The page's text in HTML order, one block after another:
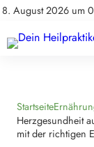
8. August 2026 um
Impressum
Natürliche
Heilpflanzen &
Startseite
Herzgesundheit
mit der richtigen